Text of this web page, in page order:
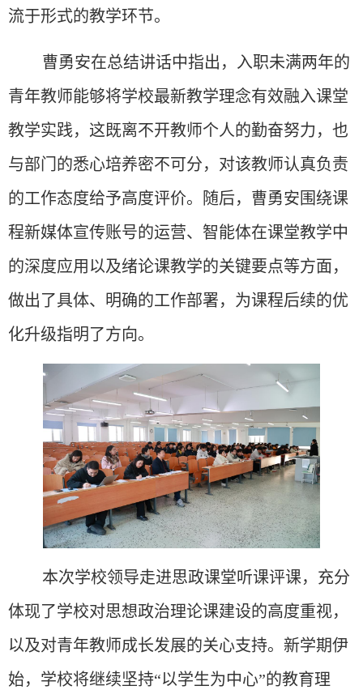
流于形式的教学环节。
曹勇安在总结讲话中指出，入职未满两年的
青年教师能够将学校最新教学理念有效融入课堂
教学实践，这既离不开教师个人的勤奋努力，也
与部门的悉心培养密不可分，对该教师认真负责
的工作态度给予高度评价。随后，曹勇安 围绕课
程新媒体宣传账号的运营、智能体在课堂教学中
的深度应用以及绪论课教学的关键要点等方面，
做出了具体、明确的工作部署，为课程后续的优
化升级指明了方向。
本次学校领导走进思政课堂听课评课，充分
体现了学校对思想政治理论课建设的高度重视，
以及对青年教师成长发展的关心支持。新学期伊
始，学校将继续坚持“以学生为中心”的教育理